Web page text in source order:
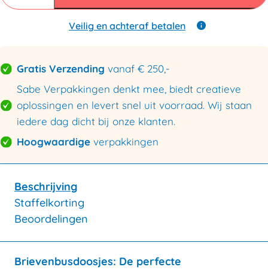
Veilig en achteraf betalen
Gratis Verzending vanaf € 250,-
Sabe Verpakkingen denkt mee, biedt creatieve
oplossingen en levert snel uit voorraad. Wij staan
iedere dag dicht bij onze klanten.
Hoogwaardige verpakkingen
Beschrijving
Staffelkorting
Beoordelingen
Brievenbusdoosjes: De perfecte